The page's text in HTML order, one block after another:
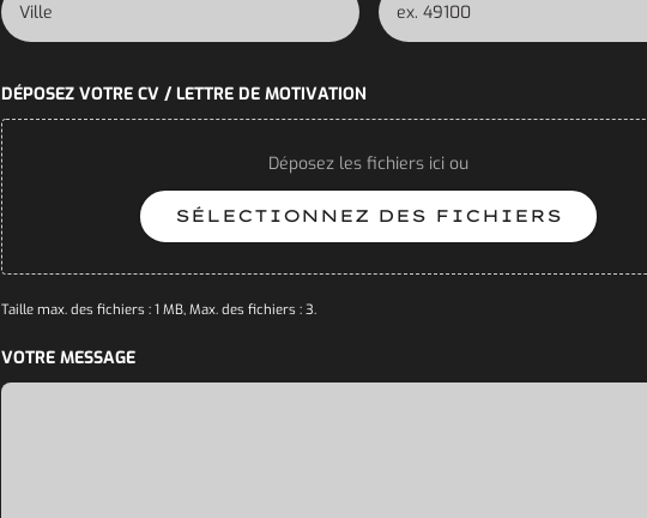
DÉPOSEZ VOTRE CV / LETTRE DE MOTIVATION
Déposez les fichiers ici ou
SÉLECTIONNEZ DES FICHIERS
Taille max. des fichiers : 1 MB, Max. des fichiers : 3.
VOTRE MESSAGE